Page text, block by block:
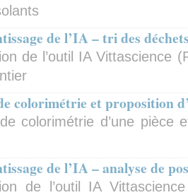
de l’IA – tri des
de l’outil IA Vittascience
colorimétrie et proposition
colorimétrie d’une pièce
de l’IA – analyse de
de l’outil IA